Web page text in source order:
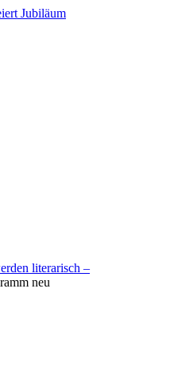
Jubiläum
literarisch –
neu